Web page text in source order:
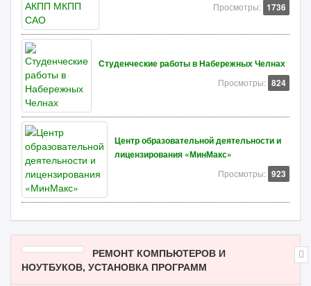
Просмотры: 1736
Студенческие работы в Набережных Челнах
Просмотры: 824
Центр образовательной деятельности и
лицензирования «МинМакс»
Просмотры: 923
РЕМОНТ КОМПЬЮТЕРОВ И
НОУТБУКОВ, УСТАНОВКА ПРОГРАММ